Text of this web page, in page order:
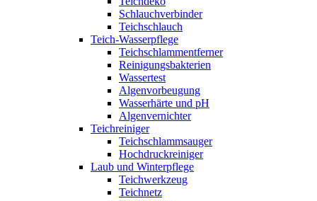
Schlauchverbinder
Teichschlauch
Teich-Wasserpflege
Teichschlammentferner
Reinigungsbakterien
Wassertest
Algenvorbeugung
Wasserhärte und pH
Algenvernichter
Teichreiniger
Teichschlammsauger
Hochdruckreiniger
Laub und Winterpflege
Teichwerkzeug
Teichnetz